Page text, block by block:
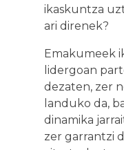
ikaskuntza
ari direnek?
Emakumeek
lidergoan
dezaten, zer
landuko da,
dinamika
zer garrantzi